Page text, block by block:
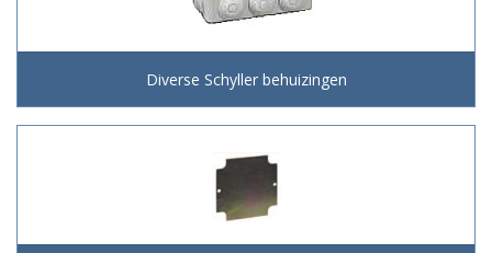
Diverse Schyller behuizingen